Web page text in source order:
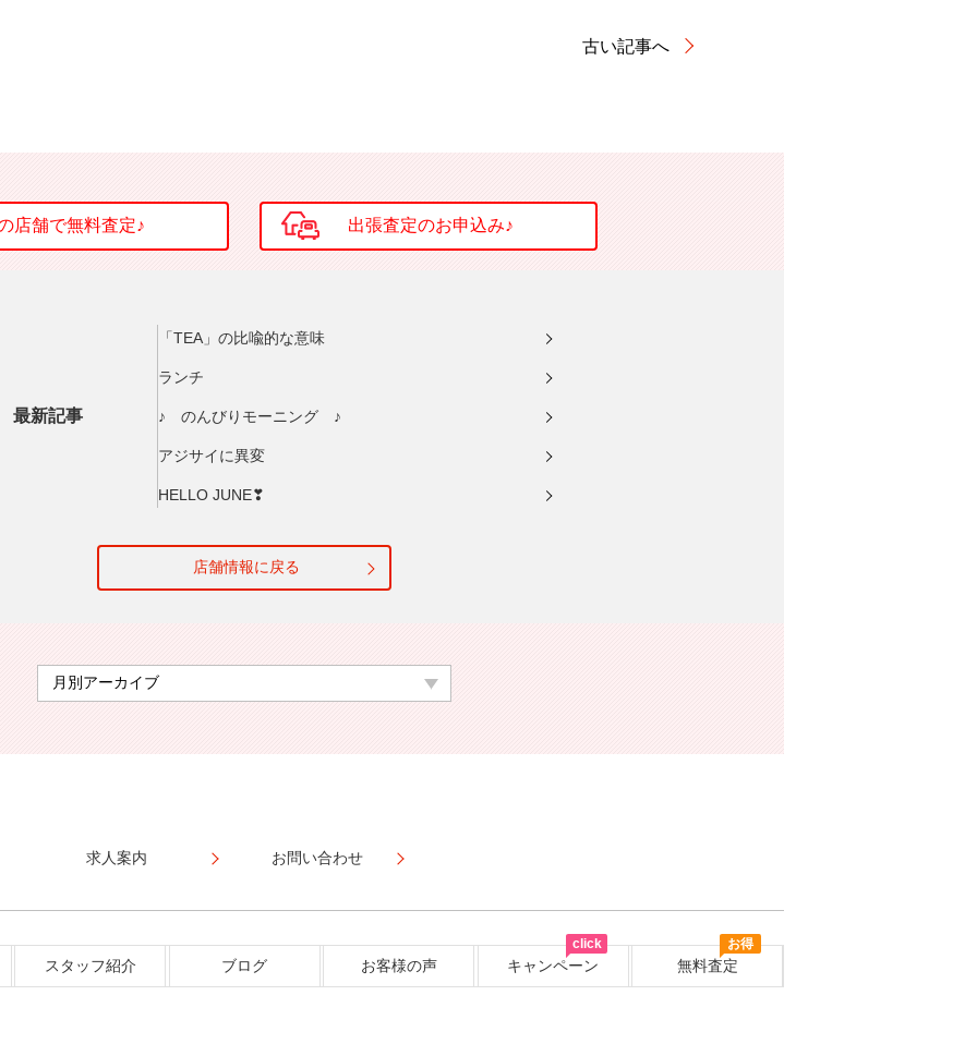
古い記事へ
最新記事
「TEA」の比喩的な意味
ランチ
♪ のんびりモーニング ♪
アジサイに異変
HELLO JUNE❣
店舗情報に戻る
求人案内 お問い合わせ
スタッフ紹介 ブログ お客様の声 キャンペーン
お得
無料査定
click